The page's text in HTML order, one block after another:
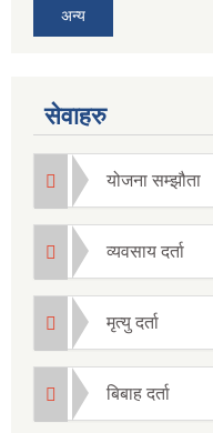
अन्य
सेवाहरु
योजना सम्झौता
व्यवसाय दर्ता
मृत्यु दर्ता
बिबाह दर्ता